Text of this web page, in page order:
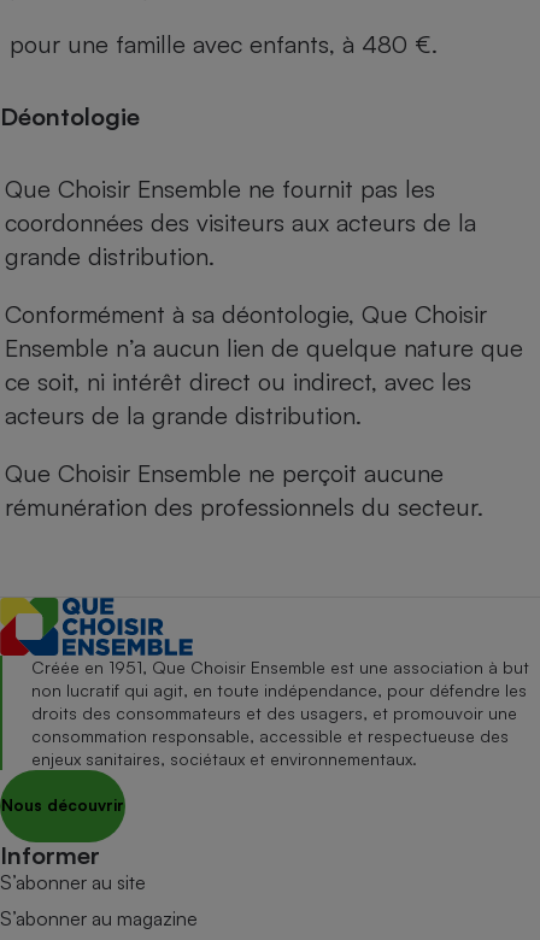
pour une famille avec enfants, à 480 €.
Déontologie
Que Choisir Ensemble ne fournit pas les
coordonnées des visiteurs aux acteurs de la
grande distribution.
Conformément à sa déontologie, Que Choisir
Ensemble n’a aucun lien de quelque nature que
ce soit, ni intérêt direct ou indirect, avec les
acteurs de la grande distribution.
Que Choisir Ensemble ne perçoit aucune
rémunération des professionnels du secteur.
Créée en 1951, Que Choisir Ensemble est une association à but
non lucratif qui agit, en toute indépendance, pour défendre les
droits des consommateurs et des usagers, et promouvoir une
consommation responsable, accessible et respectueuse des
enjeux sanitaires, sociétaux et environnementaux.
Nous découvrir
Informer
S’abonner au site
S’abonner au magazine